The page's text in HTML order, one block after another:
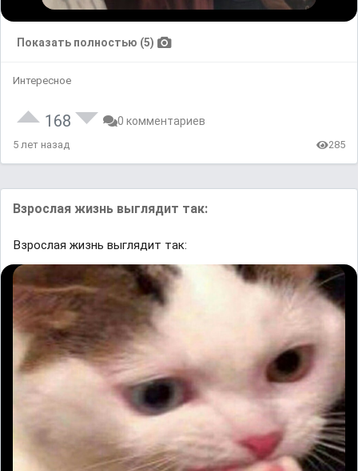
Показать полностью (5)
Интересное
168 0 комментариев
5 лет назад 285
Взрослая жизнь выглядит так:
Взрослая жизнь выглядит так: